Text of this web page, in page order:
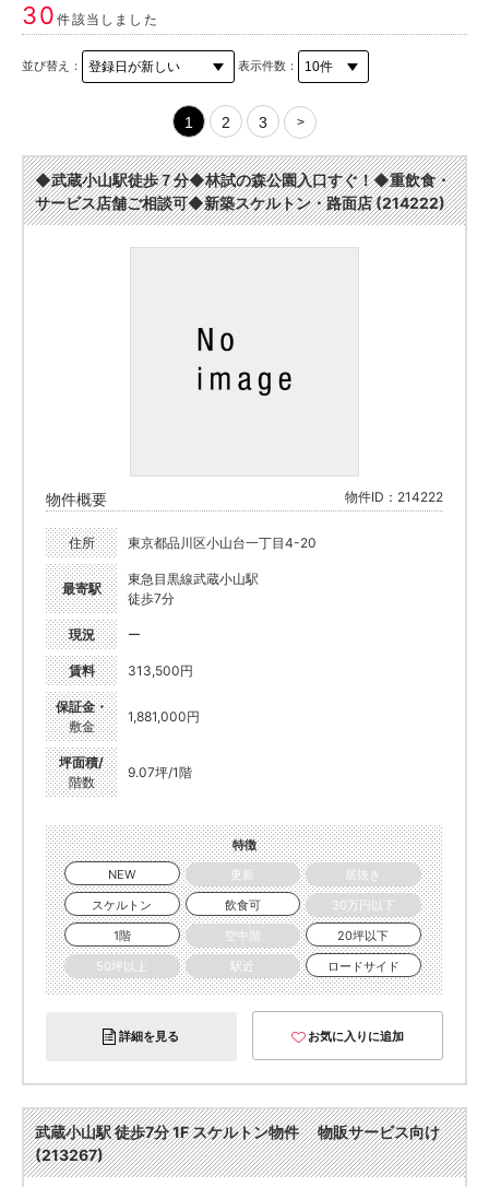
30件該当しました
並び替え： 表示件数：
1 2 3 >
◆武蔵小山駅徒歩７分◆林試の森公園入口すぐ！◆重飲食・
サービス店舗ご相談可◆新築スケルトン・路面店 (214222)
物件概要 物件ID：214222
住所 東京都品川区小山台一丁目4-20
最寄駅
東急目黒線武蔵小山駅
徒歩7分
現況 ー
賃料 313,500円
保証金・
敷金
1,881,000円
坪面積/
階数
9.07坪/1階
特徴
NEW
更新
居抜き
スケルトン
飲食可
30万円以下
1階
空中階
20坪以下
50坪以上
駅近 ロードサイド
詳細を見る お気に入りに追加
武蔵小山駅 徒歩7分 1F スケルトン物件 物販サービス向け
(213267)